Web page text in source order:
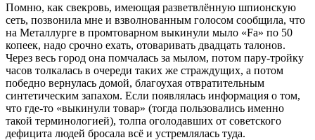
Помню, как свекровь, имеющая разветвлённую шпионскую
сеть, позвонила мне и взволнованным голосом сообщила, что
на Металлурге в промтоварном выкинули мыло «Fa» по 50
копеек, надо срочно ехать, отоваривать двадцать талонов.
Через весь город она помчалась за мылом, потом пару-тройку
часов толкалась в очереди таких же страждущих, а потом
победно вернулась домой, благоухая отвратительным
синтетическим запахом. Если появлялась информация о том,
что где-то «выкинули товар» (тогда пользовались именно
такой терминологией), толпа оголодавших от советского
дефицита людей бросала всё и устремлялась туда.